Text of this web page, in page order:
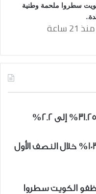
سطروا ملحمة وطنية
منذ 21 ساعة
إيرادات “راسيات القابضة” نمت 103% خلال النصف الأول
الكويت سطروا